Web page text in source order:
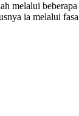
melalui
ia melalui